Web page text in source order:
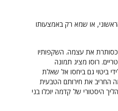
או שמא רק באמצעותו
כסותרת את עצמה. השקפותיו
רוסו מציג תמונה
ביטוי גם ביחסו אל שאלת
החריב את חירותם הטבעית
היסטורי של קִדמה יוכלו בני